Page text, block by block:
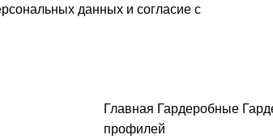
данных и согласие c
Главная Гардеробные
профилей